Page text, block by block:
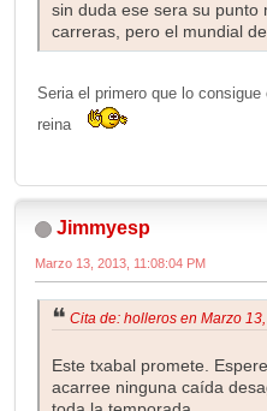
sin duda ese sera su punto
carreras, pero el mundial
Seria el primero que lo
reina
Jimmyesp
Marzo 13, 2013, 11:08:04 PM
Cita de: holleros en Marzo
Este txabal promete.
acarree ninguna caída